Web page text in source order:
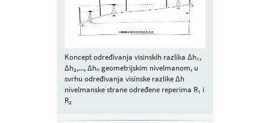
Koncept određivanja visinskih razlika Δh₁,
Δh₂,..., Δhₙ geometrijskim nivelmanom, u
svrhu određivanja visinske razlike Δh
nivelmanske strane određene reperima R₁ i
R₂